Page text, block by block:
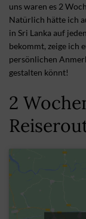
uns waren es 2
Natürlich hätte ich
in Sri Lanka auf
bekommt, zeige ich
persönlichen
gestalten könnt!
2